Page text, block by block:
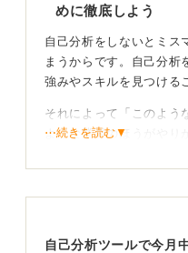
めに徹底しよう
自己分析をしないとミス
まうからです。自己分析
強みやスキルを見つける
それによって「このよう
ような業界のほうがやり
⋯続きを読む▼
自己分析ツールで今月